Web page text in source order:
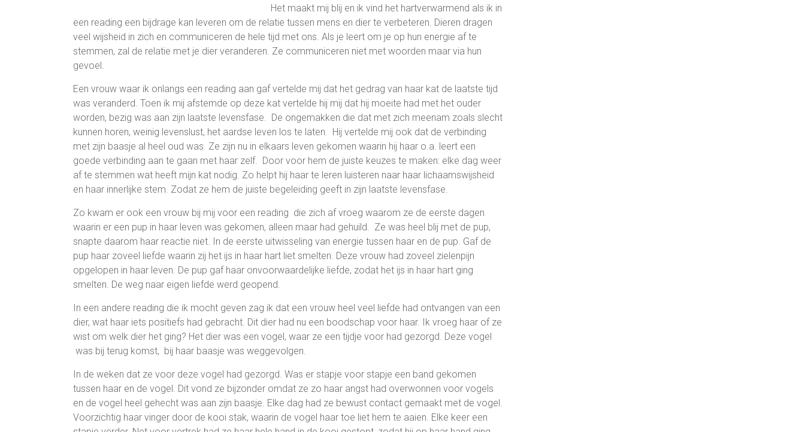
Het maakt mij blij en ik vind het hartverwarmend als ik in
een reading een bijdrage kan leveren om de relatie tussen mens en dier te verbeteren. Dieren dragen
veel wijsheid in zich en communiceren de hele tijd met ons. Als je leert om je op hun energie af te
stemmen, zal de relatie met je dier veranderen. Ze communiceren niet met woorden maar via hun
gevoel.
Een vrouw waar ik onlangs een reading aan gaf vertelde mij dat het gedrag van haar kat de laatste tijd
was veranderd. Toen ik mij afstemde op deze kat vertelde hij mij dat hij moeite had met het ouder
worden, bezig was aan zijn laatste levensfase. De ongemakken die dat met zich meenam zoals slecht
kunnen horen, weinig levenslust, het aardse leven los te laten. Hij vertelde mij ook dat de verbinding
met zijn baasje al heel oud was. Ze zijn nu in elkaars leven gekomen waarin hij haar o.a. leert een
goede verbinding aan te gaan met haar zelf. Door voor hem de juiste keuzes te maken: elke dag weer
af te stemmen wat heeft mijn kat nodig. Zo helpt hij haar te leren luisteren naar haar lichaamswijsheid
en haar innerlijke stem. Zodat ze hem de juiste begeleiding geeft in zijn laatste levensfase.
Zo kwam er ook een vrouw bij mij voor een reading die zich af vroeg waarom ze de eerste dagen
waarin er een pup in haar leven was gekomen, alleen maar had gehuild. Ze was heel blij met de pup,
snapte daarom haar reactie niet. In de eerste uitwisseling van energie tussen haar en de pup. Gaf de
pup haar zoveel liefde waarin zij het ijs in haar hart liet smelten. Deze vrouw had zoveel zielenpijn
opgelopen in haar leven. De pup gaf haar onvoorwaardelijke liefde, zodat het ijs in haar hart ging
smelten. De weg naar eigen liefde werd geopend.
In een andere reading die ik mocht geven zag ik dat een vrouw heel veel liefde had ontvangen van een
dier, wat haar iets positiefs had gebracht. Dit dier had nu een boodschap voor haar. Ik vroeg haar of ze
wist om welk dier het ging? Het dier was een vogel, waar ze een tijdje voor had gezorgd. Deze vogel
was bij terug komst, bij haar baasje was weggevolgen.
In de weken dat ze voor deze vogel had gezorgd. Was er stapje voor stapje een band gekomen
tussen haar en de vogel. Dit vond ze bijzonder omdat ze zo haar angst had overwonnen voor vogels
en de vogel heel gehecht was aan zijn baasje. Elke dag had ze bewust contact gemaakt met de vogel.
Voorzichtig haar vinger door de kooi stak, waarin de vogel haar toe liet hem te aaien. Elke keer een